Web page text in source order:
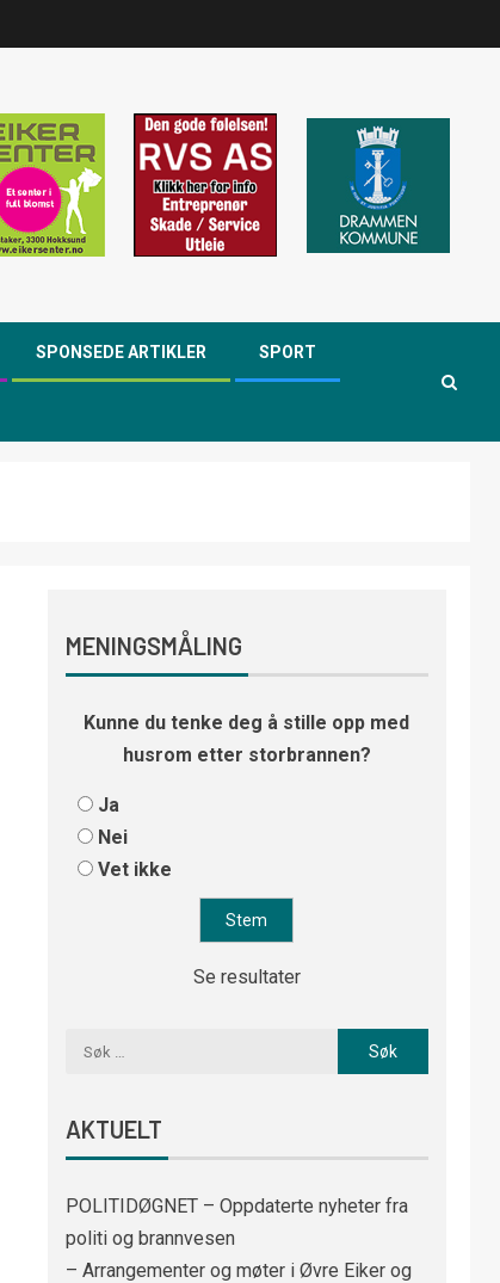
SPONSEDE ARTIKLER SPORT
MENINGSMÅLING
Kunne du tenke deg å stille opp med
husrom etter storbrannen?
Ja
Nei
Vet ikke
Se resultater
AKTUELT
POLITIDØGNET – Oppdaterte nyheter fra
politi og brannvesen
– Arrangementer og møter i Øvre Eiker og